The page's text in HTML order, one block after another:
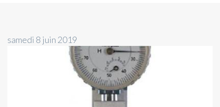
samedi 8 juin 2019